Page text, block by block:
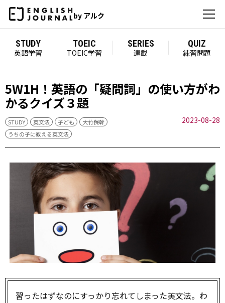
by アルク
STUDY
英語学習
TOEIC
TOEIC学習
SERIES
連載
QUIZ
練習問題
5W1H！英語の「疑問詞」の使い方がわ
かるクイズ３題
STUDY 英文法 子ども
大竹保幹
うちの子に教える英文法
2023-08-28
習ったはずなのにすっかり忘れてしまった英文法。わ